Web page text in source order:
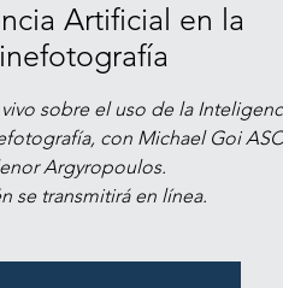
Artificial en la
sobre el uso de la
con Michael Goi
Argyropoulos.
se transmitirá en línea.